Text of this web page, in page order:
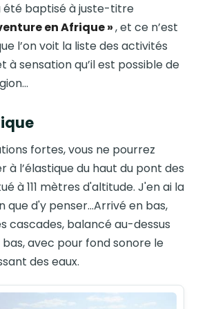
été baptisé à juste-titre
en Afrique », et ce n’est
l’on voit la liste des activités
à sensation qu’il est possible de
fortes, vous ne pourrez
à l’élastique du haut du pont des
à 111 mètres d'altitude. J'en ai la
que d'y penser...Arrivé en bas,
cascades, balancé au-dessus
avec pour fond sonore le
des eaux.